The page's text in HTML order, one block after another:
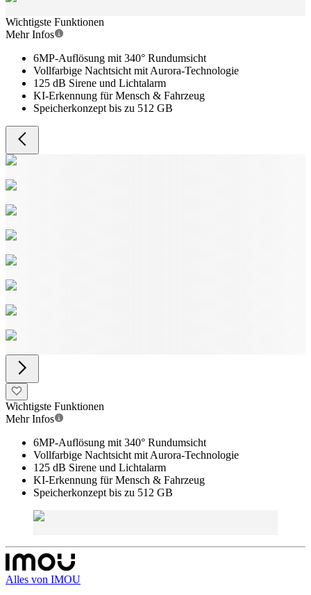
Wichtigste Funktionen
Mehr Infos
6MP-Auflösung mit 340° Rundumsicht
Vollfarbige Nachtsicht mit Aurora-Technologie
125 dB Sirene und Lichtalarm
KI-Erkennung für Mensch & Fahrzeug
Speicherkonzept bis zu 512 GB
Wichtigste Funktionen
Mehr Infos
6MP-Auflösung mit 340° Rundumsicht
Vollfarbige Nachtsicht mit Aurora-Technologie
125 dB Sirene und Lichtalarm
KI-Erkennung für Mensch & Fahrzeug
Speicherkonzept bis zu 512 GB
Alles von IMOU